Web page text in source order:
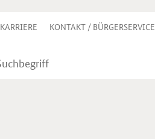
KARRIERE KONTAKT / BÜRGERSERVICE